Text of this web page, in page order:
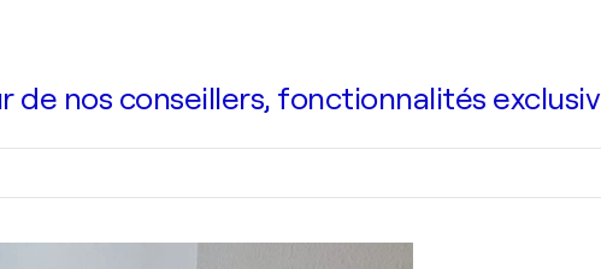
nos conseillers, fonctionnalités